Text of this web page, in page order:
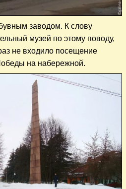
заводом. К слову
музей по этому поводу,
не входило посещение
на набережной.